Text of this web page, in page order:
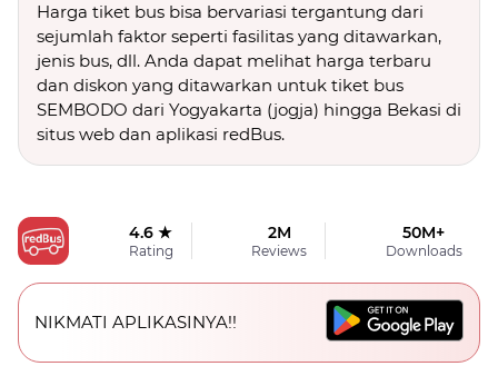
Harga tiket bus bisa bervariasi tergantung dari
sejumlah faktor seperti fasilitas yang ditawarkan,
jenis bus, dll. Anda dapat melihat harga terbaru
dan diskon yang ditawarkan untuk tiket bus
SEMBODO dari Yogyakarta (jogja) hingga Bekasi di
situs web dan aplikasi redBus.
4.6 ★
Rating
2M
Reviews
50M+
Downloads
NIKMATI APLIKASINYA!!